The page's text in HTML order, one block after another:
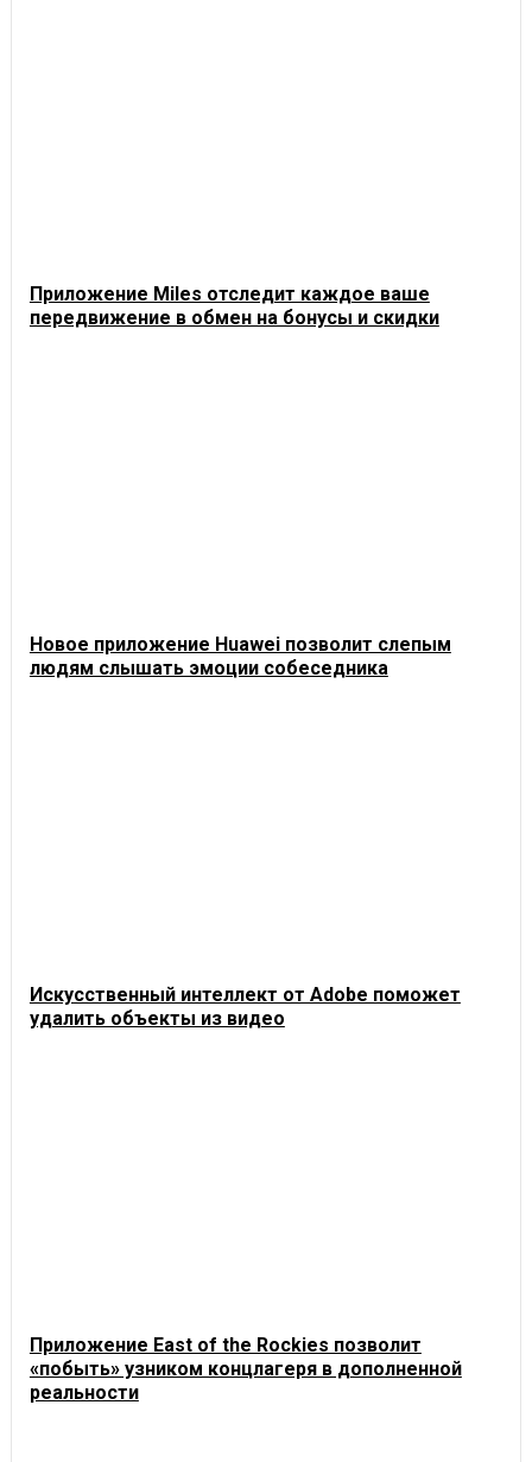
Приложение Miles отследит каждое ваше
передвижение в обмен на бонусы и скидки
Новое приложение Huawei позволит слепым
людям слышать эмоции собеседника
Искусственный интеллект от Adobe поможет
удалить объекты из видео
Приложение East of the Rockies позволит
«побыть» узником концлагеря в дополненной
реальности